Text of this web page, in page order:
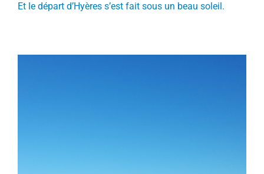
Et le départ d’Hyères s’est fait sous un beau soleil.